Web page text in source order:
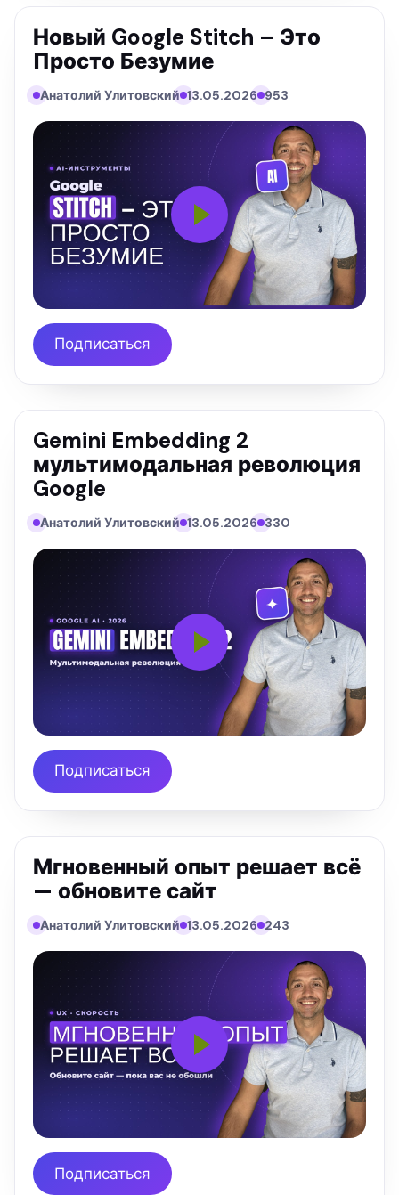
Новый Google Stitch – Это
Просто Безумие
Анатолий Улитовский 13.05.2026 953
Подписаться
Gemini Embedding 2
мультимодальная революция
Google
Анатолий Улитовский 13.05.2026 330
Подписаться
Мгновенный опыт решает всё
— обновите сайт
Анатолий Улитовский 13.05.2026 243
Подписаться